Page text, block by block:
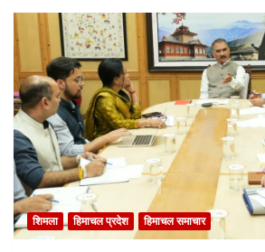
शिमला हिमाचल प्रदेश हिमाचल समाचार